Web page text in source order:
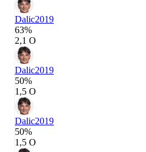
Dalic2019
63%
2,1 О
Dalic2019
50%
1,5 О
Dalic2019
50%
1,5 О